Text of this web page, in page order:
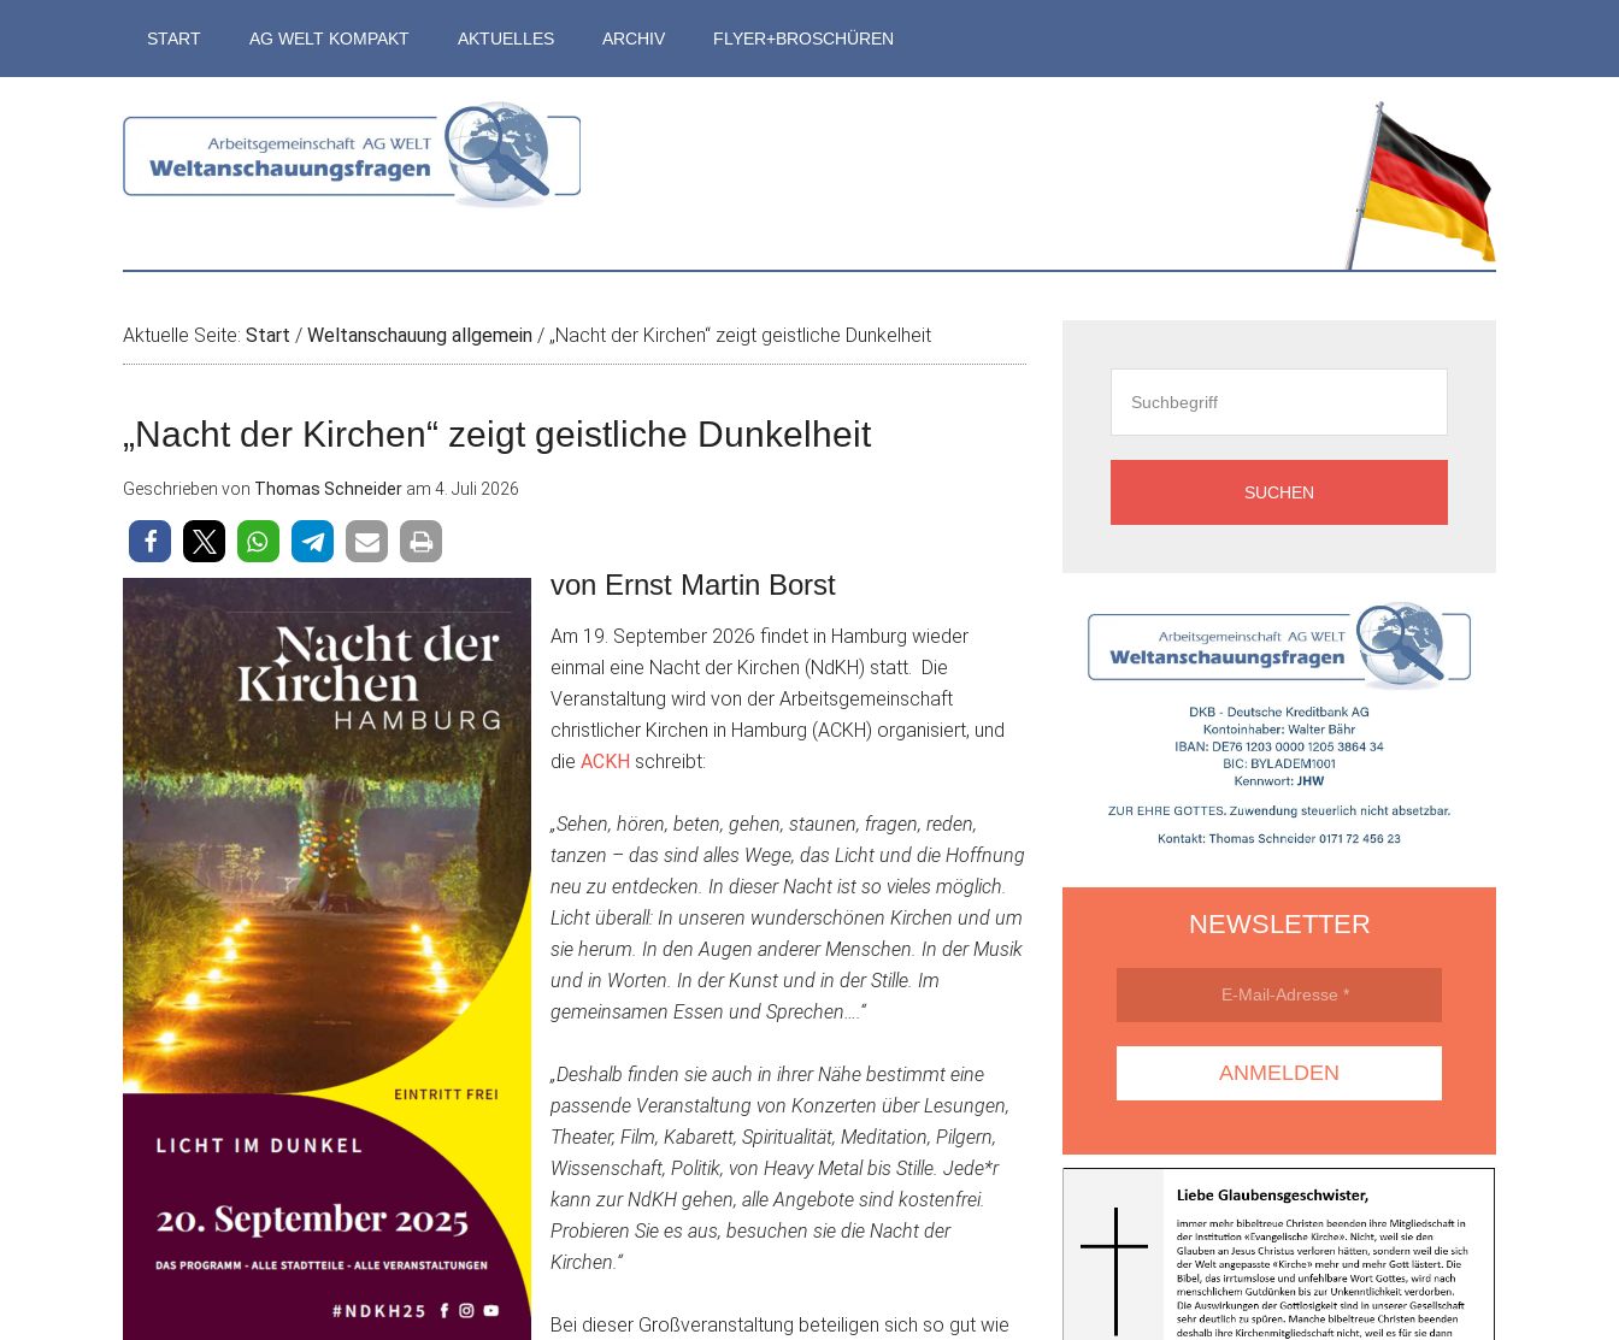
springen
secondary
springen
springen
START AG WELT KOMPAKT AKTUELLES ARCHIV FLYER+BROSCHÜREN
Aktuelle Seite: Start / Weltanschauung allgemein / „Nacht der Kirchen“ zeigt geistliche Dunkelheit
„Nacht der Kirchen“ zeigt geistliche Dunkelheit
Geschrieben von Thomas Schneider am 4. Juli 2026
von Ernst Martin Borst
Am 19. September 2026 findet in Hamburg wieder
einmal eine Nacht der Kirchen (NdKH) statt. Die
Veranstaltung wird von der Arbeitsgemeinschaft
christlicher Kirchen in Hamburg (ACKH) organisiert, und
die ACKH schreibt:
„Sehen, hören, beten, gehen, staunen, fragen, reden,
tanzen – das sind alles Wege, das Licht und die Hoffnung
neu zu entdecken. In dieser Nacht ist so vieles möglich.
Licht überall: In unseren wunderschönen Kirchen und um
sie herum. In den Augen anderer Menschen. In der Musik
und in Worten. In der Kunst und in der Stille. Im
gemeinsamen Essen und Sprechen….“
„Deshalb finden sie auch in ihrer Nähe bestimmt eine
passende Veranstaltung von Konzerten über Lesungen,
Theater, Film, Kabarett, Spiritualität, Meditation, Pilgern,
Wissenschaft, Politik, von Heavy Metal bis Stille. Jede*r
kann zur NdKH gehen, alle Angebote sind kostenfrei.
Probieren Sie es aus, besuchen sie die Nacht der
Kirchen.“
Bei dieser Großveranstaltung beteiligen sich so gut wie
NEWSLETTER